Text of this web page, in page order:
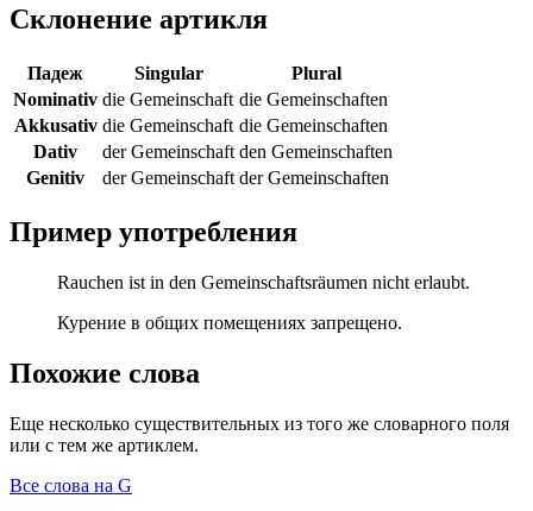
Склонение артикля
Падеж Singular
Plural
Nominativ die Gemeinschaft die Gemeinschaften
Akkusativ die Gemeinschaft die Gemeinschaften
Dativ
der Gemeinschaft den Gemeinschaften
Genitiv
der Gemeinschaft der Gemeinschaften
Пример употребления
Rauchen ist in den Gemeinschaftsräumen nicht erlaubt.
Курение в общих помещениях запрещено.
Похожие слова
Еще несколько существительных из того же словарного поля
или с тем же артиклем.
Все слова на G